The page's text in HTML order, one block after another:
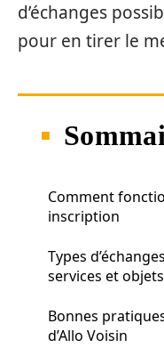
d’échanges
pour en tirer le
Comment
inscription
Types
services et objets
Bonnes
d’Allo Voisin